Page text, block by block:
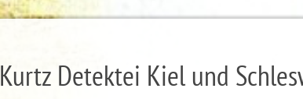
Kurtz Detektei Kiel und